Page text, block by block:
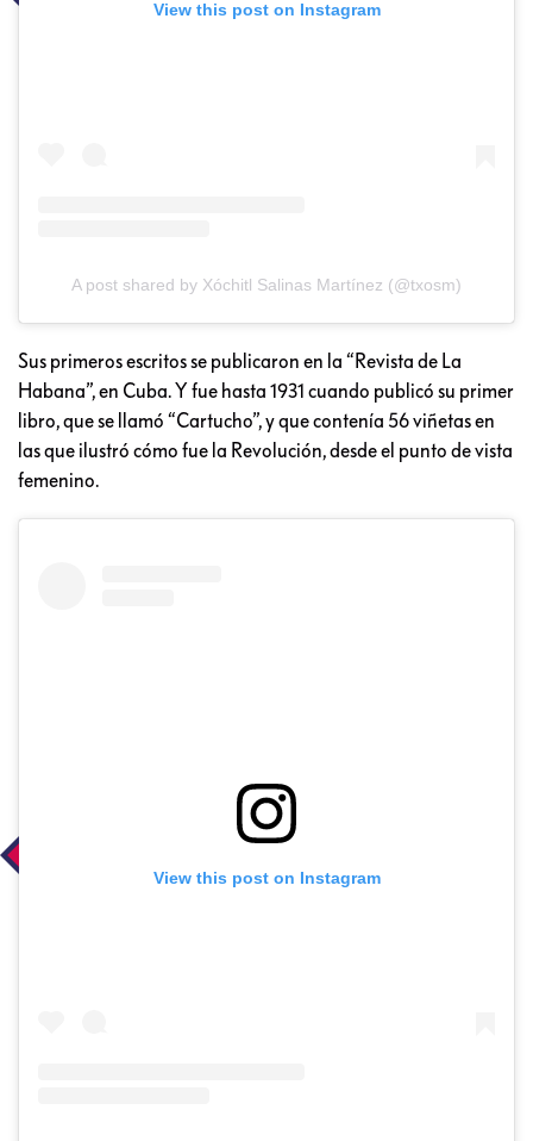
View this post on Instagram
A post shared by Xóchitl Salinas Martínez (@txosm)
Sus primeros escritos se publicaron en la “Revista de La
Habana”, en Cuba. Y fue hasta 1931 cuando publicó su primer
libro, que se llamó “Cartucho”, y que contenía 56 viñetas en
las que ilustró cómo fue la Revolución, desde el punto de vista
femenino.
View this post on Instagram